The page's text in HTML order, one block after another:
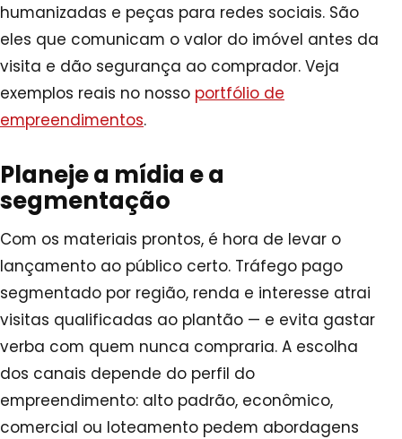
humanizadas e peças para redes sociais. São
eles que comunicam o valor do imóvel antes da
visita e dão segurança ao comprador. Veja
exemplos reais no nosso portfólio de
empreendimentos.
Planeje a mídia e a
segmentação
Com os materiais prontos, é hora de levar o
lançamento ao público certo. Tráfego pago
segmentado por região, renda e interesse atrai
visitas qualificadas ao plantão — e evita gastar
verba com quem nunca compraria. A escolha
dos canais depende do perfil do
empreendimento: alto padrão, econômico,
comercial ou loteamento pedem abordagens